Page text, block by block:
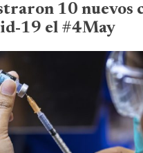
10 nuevos
19 el #4May